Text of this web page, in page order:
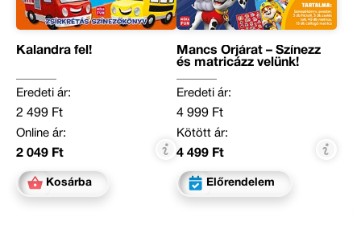
Kalandra fel!
Eredeti ár:
2 499 Ft
Online ár:
2 049 Ft
Kosárba
Mancs Őrjárat – Színezz
és matricázz velünk!
Eredeti ár:
4 999 Ft
Kötött ár:
4 499 Ft
Előrendelem